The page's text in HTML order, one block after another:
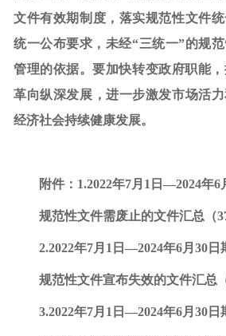
文件有效期制度，落实规范性文件统
统一公布要求，未经“三统一”的规
管理的依据。要加快转变政府职能
革向纵深发展，进一步激发市场活
经济社会持续健康发展。
附件： 1.2022年7月1日—2024年6
规范性文件需废止的文件汇总（
2.2022年7月1日—2024年6月30日
规范性文件宣布失效的文件汇总
3.2022年7月1日—2024年6月30日